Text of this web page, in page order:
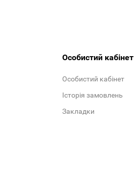
Особистий кабінет
Особистий кабінет
Історія замовлень
Закладки